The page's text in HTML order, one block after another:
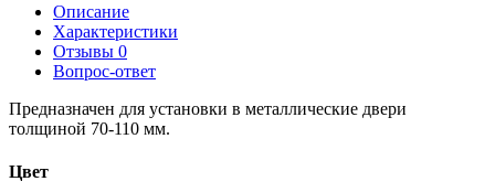
Описание
Характеристики
Отзывы 0
Вопрос-ответ
Предназначен для установки в металлические двери
толщиной 70-110 мм.
Цвет